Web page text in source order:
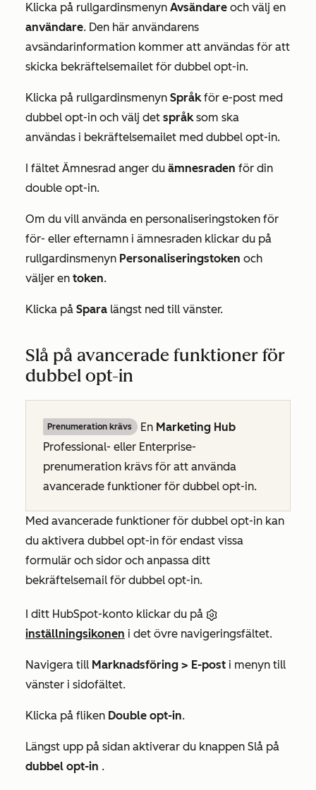
Klicka på rullgardinsmenyn Avsändare och välj en
användare. Den här användarens
avsändarinformation kommer att användas för att
skicka bekräftelsemailet för dubbel opt-in.
Klicka på rullgardinsmenyn Språkför e-post med
dubbel opt-in och välj det språksom ska
användas i bekräftelsemailet med dubbel opt-in.
I fältet Ämnesrad anger du ämnesraden för din
double opt-in.
Om du vill använda en personaliseringstoken för
för- eller efternamn i ämnesraden klickar du på
rullgardinsmenyn Personaliseringstoken och
väljer en token.
Klicka på Spara längst ned till vänster.
Slå på avancerade funktioner för
dubbel opt-in
Prenumeration krävs En Marketing Hub
Professional- eller Enterprise-
prenumeration krävs för att använda
avancerade funktioner för dubbel opt-in.
Med avancerade funktioner för dubbel opt-in kan
du aktivera dubbel opt-in för endast vissa
formulär och sidor och anpassa ditt
bekräftelsemail för dubbel opt-in.
I ditt HubSpot-konto klickar du på
inställningsikonen i det övre navigeringsfältet.
Navigera till Marknadsföring > E-post i menyn till
vänster i sidofältet.
Klicka på fliken Double opt-in.
Längst upp på sidan aktiverar du knappen Slå på
dubbel opt-in .